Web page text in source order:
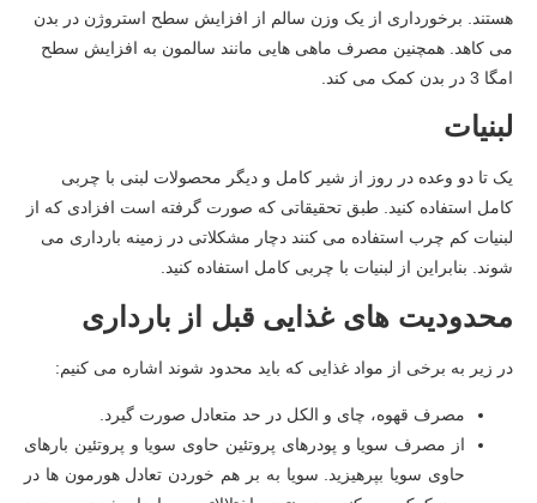
هستند. برخورداری از یک وزن سالم از افزایش سطح استروژن در بدن
می کاهد. همچنین مصرف ماهی هایی مانند سالمون به افزایش سطح
امگا 3 در بدن کمک می کند.
لبنیات
یک تا دو وعده در روز از شیر کامل و دیگر محصولات لبنی با چربی
کامل استفاده کنید. طبق تحقیقاتی که صورت گرفته است افزادی که از
لبنیات کم چرب استفاده می کنند دچار مشکلاتی در زمینه بارداری می
شوند. بنابراین از لبنیات با چربی کامل استفاده کنید.
محدودیت های غذایی قبل از بارداری
در زیر به برخی از مواد غذایی که باید محدود شوند اشاره می کنیم:
مصرف قهوه، چای و الکل در حد متعادل صورت گیرد.
از مصرف سویا و پودرهای پروتئین حاوی سویا و پروتئین بارهای
حاوی سویا بپرهیزید. سویا به بر هم خوردن تعادل هورمون ها در